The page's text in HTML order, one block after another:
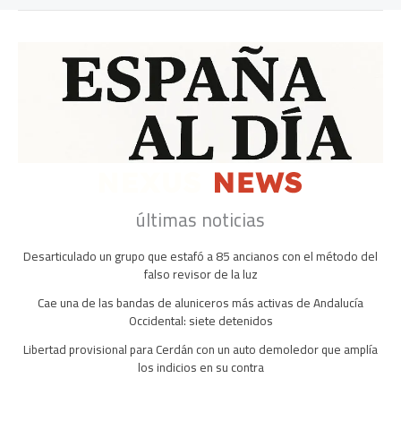
últimas noticias
Desarticulado un grupo que estafó a 85 ancianos con el método del
falso revisor de la luz
Cae una de las bandas de aluniceros más activas de Andalucía
Occidental: siete detenidos
Libertad provisional para Cerdán con un auto demoledor que amplía
los indicios en su contra